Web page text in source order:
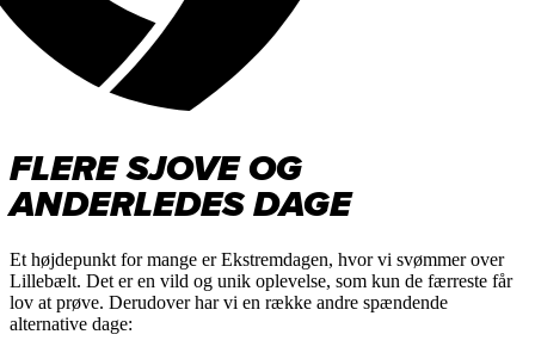
FLERE SJOVE OG
ANDERLEDES DAGE
Et højdepunkt for mange erEkstremdagen, hvor vi svømmer over
Lillebælt. Det er en vild og unik oplevelse, som kun de færreste får
lov at prøve. Derudover har vi en række andre spændende
alternative dage: